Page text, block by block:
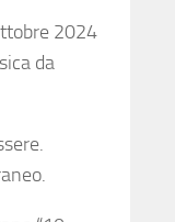
2024
da